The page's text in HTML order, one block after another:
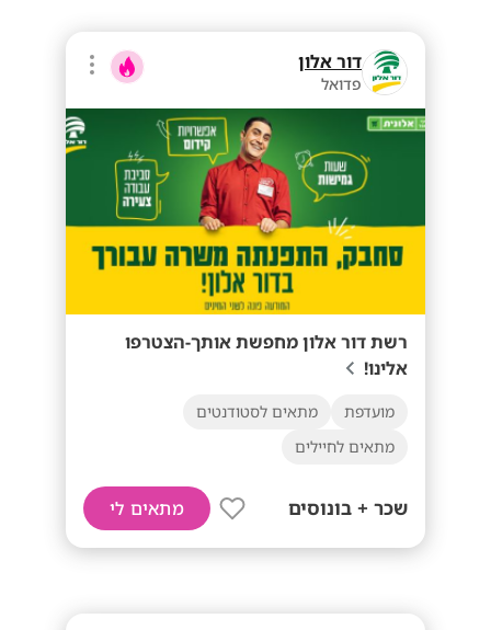
דור אלון
פדואל
רשת דור אלון מחפשת אותך-הצטרפו
אלינו!
מועדפת
מתאים לסטודנטים
מתאים לחיילים
שכר + בונוסים מתאים לי